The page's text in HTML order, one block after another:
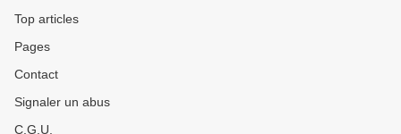
Top articles
Pages
Contact
Signaler un abus
C.G.U.